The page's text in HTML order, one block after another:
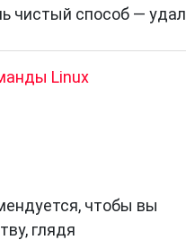
чистый способ —
Linux
чтобы вы
глядя